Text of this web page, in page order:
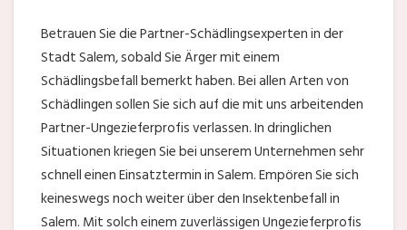
Betrauen Sie die Partner-Schädlingsexperten in der
Stadt Salem, sobald Sie Ärger mit einem
Schädlingsbefall bemerkt haben. Bei allen Arten von
Schädlingen sollen Sie sich auf die mit uns arbeitenden
Partner-Ungezieferprofis verlassen. In dringlichen
Situationen kriegen Sie bei unserem Unternehmen sehr
schnell einen Einsatztermin in Salem. Empören Sie sich
keineswegs noch weiter über den Insektenbefall in
Salem. Mit solch einem zuverlässigen Ungezieferprofis